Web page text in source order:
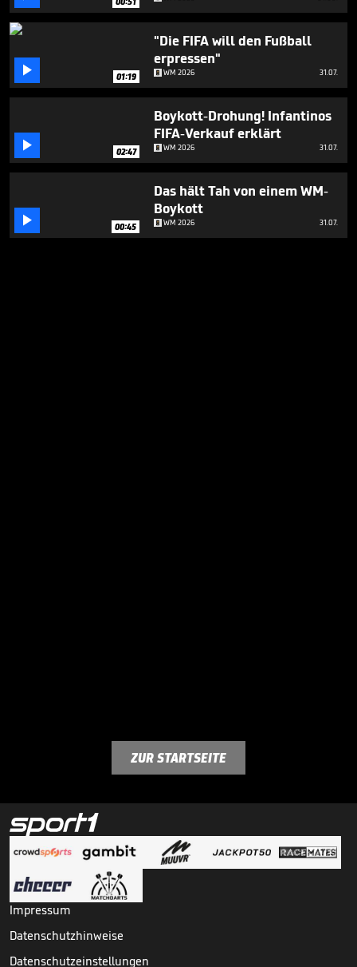
 01:19
"Die FIFA will den Fußball
erpressen"
WM 2026 31.07.
 02:47
Boykott-Drohung! Infantinos
FIFA-Verkauf erklärt
WM 2026 31.07.
 00:45
Das hält Tah von einem WM-
Boykott
WM 2026 31.07.
ZUR STARTSEITE
Impressum
Datenschutzhinweise
Datenschutzeinstellungen